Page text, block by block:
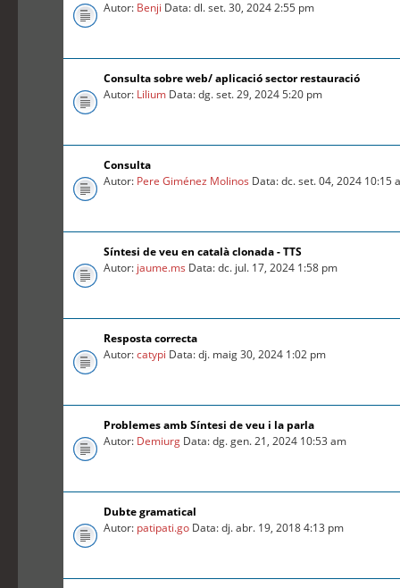
Autor: Benji Data: dl. set. 30, 2024 2:55 pm
Consulta sobre web/ aplicació sector restauració
Autor: Lilium Data: dg. set. 29, 2024 5:20 pm
Consulta
Autor: Pere Giménez Molinos Data: dc. set. 04, 2024 10:15
Síntesi de veu en català clonada - TTS
Autor: jaume.ms Data: dc. jul. 17, 2024 1:58 pm
Resposta correcta
Autor:catypi Data: dj. maig 30, 2024 1:02 pm
Problemes amb Síntesi de veu i la parla
Autor: Demiurg Data: dg. gen. 21, 2024 10:53 am
Dubte gramatical
Autor: patipati.go Data: dj. abr. 19, 2018 4:13 pm